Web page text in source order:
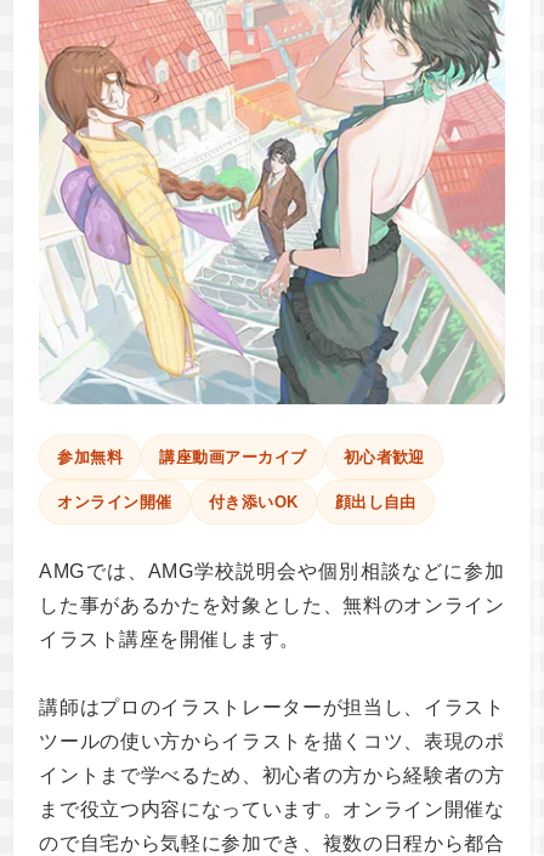
参加無料 講座動画アーカイブ 初心者歓迎
オンライン開催 付き添いOK 顔出し自由
AMGでは、AMG学校説明会や個別相談などに参加
した事があるかたを対象とした、無料のオンライン
イラスト講座を開催します。
講師はプロのイラストレーターが担当し、イラスト
ツールの使い方からイラストを描くコツ、表現のポ
イントまで学べるため、初心者の方から経験者の方
まで役立つ内容になっています。オンライン開催な
ので自宅から気軽に参加でき、複数の日程から都合